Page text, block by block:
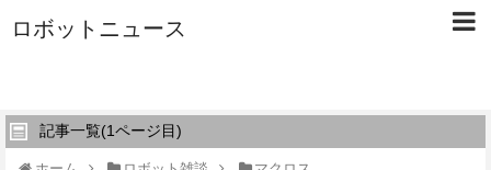
ロボットニュース
記事一覧(1ページ目)